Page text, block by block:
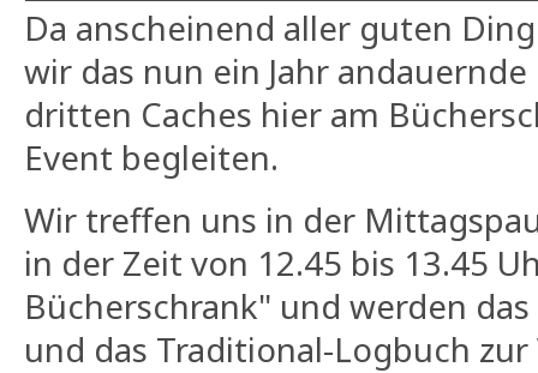
Da anscheinend aller guten
wir das nun ein Jahr
dritten Caches hier am
Event begleiten.
Wir treffen uns in der
in der Zeit von 12.45 bis 13.45
Bücherschrank" und werden
und das Traditional-Logbuch